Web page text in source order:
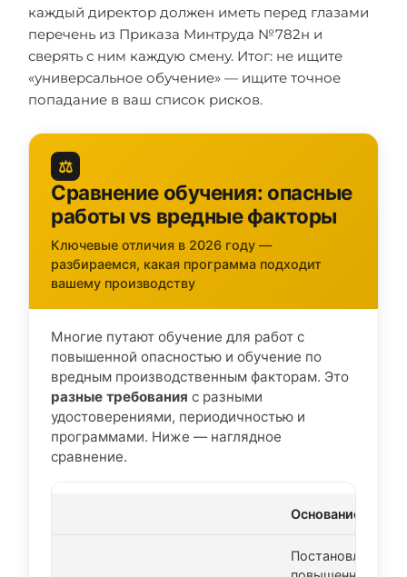
каждый директор должен иметь перед глазами
перечень из Приказа Минтруда №782н и
сверять с ним каждую смену. Итог: не ищите
«универсальное обучение» — ищите точное
попадание в ваш список рисков.
⚖️
Сравнение обучения: опасные
работы vs вредные факторы
Ключевые отличия в 2026 году —
разбираемся, какая программа подходит
вашему производству
Многие путают обучение для работ с
повышенной опасностью и обучение по
вредным производственным факторам. Это
разные требования с разными
удостоверениями, периодичностью и
программами. Ниже — наглядное
сравнение.
Основание
Постановление